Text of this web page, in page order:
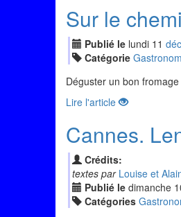
Sur le
Publié le lundi 11 déc
Catégorie
Déguster un bon
Lire l'article
Cannes.
Crédits:
textes par Louise et
Publié le dimanche
Catégories